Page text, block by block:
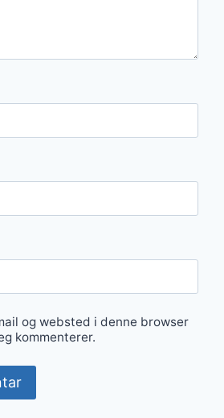
og websted i denne browser
kommenterer.